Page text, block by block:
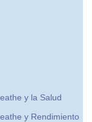
y la Salud
y Rendimiento